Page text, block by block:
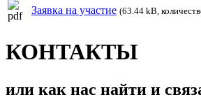
Заявка на участие (63.44 kB,
КОНТАКТЫ
или как нас найти и